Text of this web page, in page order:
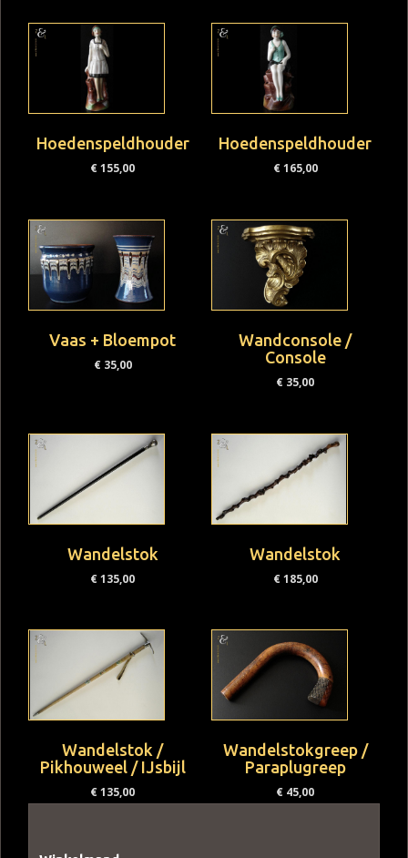
Hoedenspeldhouder
€155,00
Hoedenspeldhouder
€165,00
Vaas + Bloempot
€35,00
Wandconsole /
Console
€ 35,00
Wandelstok
€135,00
Wandelstok
€185,00
Wandelstok /
Pikhouweel / IJsbijl
€135,00
Wandelstokgreep /
Paraplugreep
€ 45,00